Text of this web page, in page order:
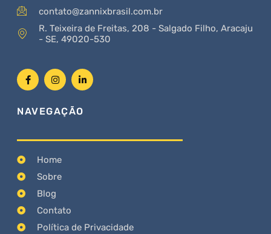
contato@zannixbrasil.com.br
R. Teixeira de Freitas, 208 - Salgado Filho, Aracaju
- SE, 49020-530
NAVEGAÇÃO
Home
Sobre
Blog
Contato
Política de Privacidade